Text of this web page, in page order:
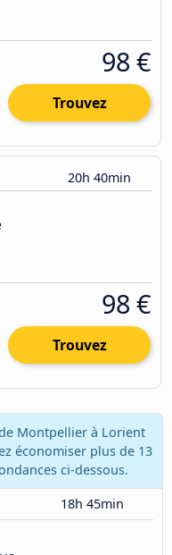
98 €
Trouvez
20h 40min
98 €
Trouvez
Montpellier à Lorient
économiser plus de 13
ci-dessous.
18h 45min